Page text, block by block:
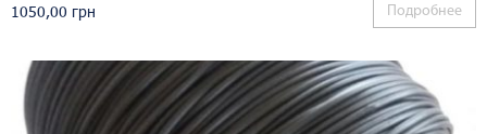
1050,00 грн Подробнее